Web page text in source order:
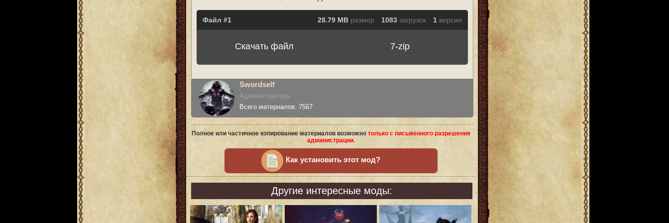
Файл 28.79 MB размер 1083 загрузок 1 версия
Скачать файл 7-zip
Swordself
Администраторы
Всего материалов: 7567
Полное или частичное копирование материалов возможно только с письменного разрешения
администрации.
Как установить этот мод?
Другие интересные моды: